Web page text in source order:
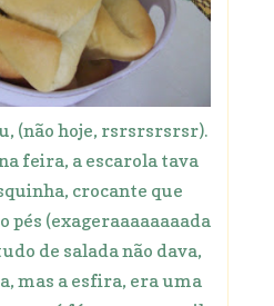
(não hoje, rsrsrsrsrsr).
feira, a escarola tava
crocante que
pés (exageraaaaaaaada
de salada não dava,
mas a esfira, era uma